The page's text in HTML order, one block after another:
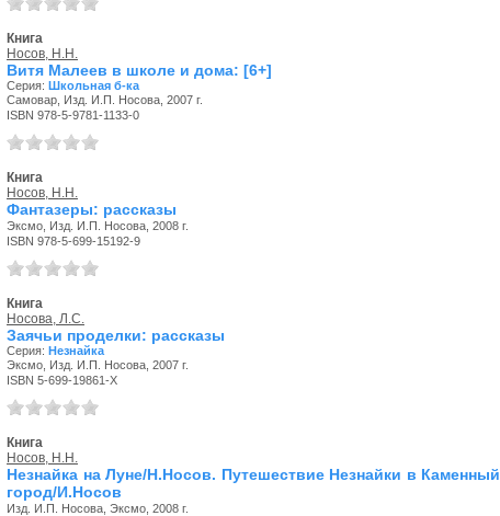
Книга
Носов, Н.Н.
Витя Малеев в школе и дома: [6+]
Серия: Школьная б-ка
Самовар, Изд. И.П. Носова, 2007 г.
ISBN 978-5-9781-1133-0
Книга
Носов, Н.Н.
Фантазеры: рассказы
Эксмо, Изд. И.П. Носова, 2008 г.
ISBN 978-5-699-15192-9
Книга
Носова, Л.С.
Заячьи проделки: рассказы
Серия: Незнайка
Эксмо, Изд. И.П. Носова, 2007 г.
ISBN 5-699-19861-X
Книга
Носов, Н.Н.
Незнайка на Луне/Н.Носов. Путешествие Незнайки в Каменный
город/И.Носов
Изд. И.П. Носова, Эксмо, 2008 г.